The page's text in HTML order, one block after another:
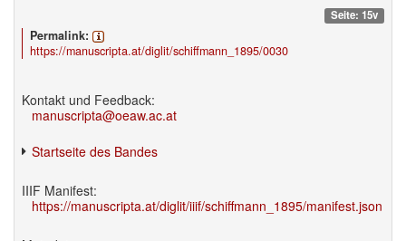
Seite: 15v
Permalink:
https://manuscripta.at/diglit/schiffmann_1895/0030
Kontakt und Feedback:
manuscripta@oeaw.ac.at
Startseite des Bandes
IIIF Manifest:
https://manuscripta.at/diglit/iiif/schiffmann_1895/manifest.json